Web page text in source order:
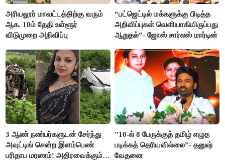
அரியலூர் மாவட்டத்திற்கு வரும்
ஆக. 10ம் தேதி உள்ளூர்
விடுமுறை அறிவிப்பு
“பட்ஜெட்டில் மக்களுக்கு பிடித்த
அறிவிப்புகள் வெளியாகியிருப்பது
ஆறுதல்”- ஜோஸ் சார்லஸ் மார்டின்
3 ஆண் நண்பர்களுடன் சேர்ந்து
அவுட்டிங் சென்ற இளம்பெண்
பரிதாப மரணம்! அதிரவைக்கும்
"10-ல் 8 பேருக்குத் தமிழ் எழுத
படிக்கத் தெரியவில்லை”- தனுஷ்
வேதனை